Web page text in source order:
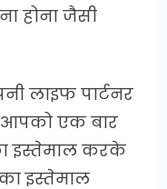
होना जैसी
लाइफ पार्टनर
आपको एक बार
इस्तेमाल करके
इस्तेमाल